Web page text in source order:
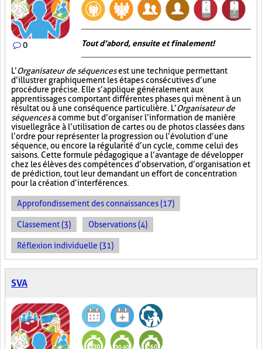
0 Tout d’abord, ensuite et finalement!
L’Organisateur de séquencesest une technique permettant
d’illustrer graphiquement les étapes consécutives d’une
procédure précise. Elle s’applique généralement aux
apprentissages comportant différentes phases qui mènent à un
résultat ou à une conséquence particulière. L’Organisateur de
séquencesa comme but d’organiser l’information de manière
visuellegrâce à l’utilisation de cartes ou de photos classées dans
l’ordre pour représenter la progression ou l’évolution d’une
séquence, ou encore la régularité d’un cycle, comme celui des
saisons. Cette formule pédagogique a l’avantage de développer
chez les élèves des compétences d’observation, d’organisation et
de prédiction, tout leur demandant un effort de concentration
pour la création d’interférences.
Approfondissement des connaissances (17)
Classement (3) Observations (4)
Réflexion individuelle (31)
SVA